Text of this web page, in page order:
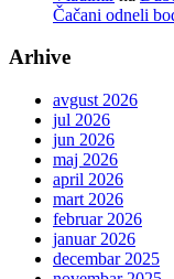
Čačani odneli
Arhive
avgust 2026
jul 2026
jun 2026
maj 2026
april 2026
mart 2026
februar 2026
januar 2026
decembar 2025